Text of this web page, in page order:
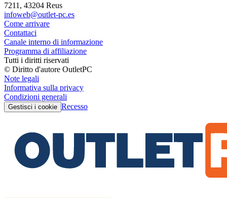
7211, 43204 Reus
infoweb@outlet-pc.es
Come arrivare
Contattaci
Canale interno di informazione
Programma di affiliazione
Tutti i diritti riservati
© Diritto d'autore OutletPC
Note legali
Informativa sulla privacy
Condizioni generali
Gestisci i cookie Recesso